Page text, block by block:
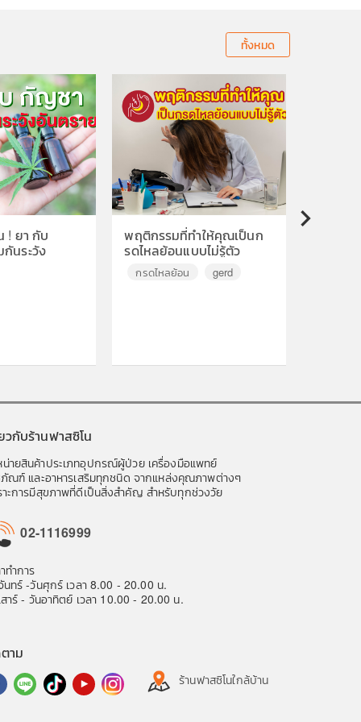
ทั้งหมด
! ยา กับ
นระวัง
พฤติกรรมที่ทำให้คุณเป็นก
รดไหลย้อนแบบไม่รู้ตัว
กรดไหลย้อน gerd
วกับร้านฟาสซิโน
น่ายสินค้าประเภทอุปกรณ์ผู้ป่วย เครื่องมือแพทย์
ภัณฑ์ และอาหารเสริมทุกชนิด จากแหล่งคุณภาพต่างๆ
าะการมีสุขภาพที่ดีเป็นสิ่งสำคัญ สำหรับทุกช่วงวัย
02-1116999
ทำการ
นทร์ -วันศุกร์ เวลา 8.00 - 20.00 น.
สาร์ - วันอาทิตย์ เวลา 10.00 - 20.00 น.
าม
ร้านฟาสซิโนใกล้บ้าน